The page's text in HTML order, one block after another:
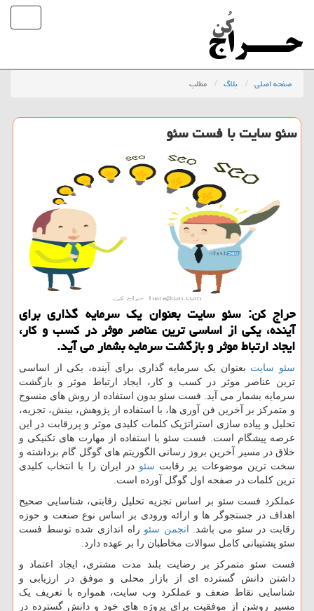
صفحه اصلی بلاگ مطلب
سئو سایت با فست سئو
حراج كن: سئو سایت بعنوان یك سرمایه گذاری برای
آینده، یكی از اساسی ترین عناصر موثر در كسب و كار،
ایجاد ارتباط موثر و بازگشت سرمایه بشمار می آید.
سئو سایت بعنوان یک سرمایه گذاری برای آینده، یکی از اساسی
ترین عناصر موثر در کسب و کار، ایجاد ارتباط موثر و بازگشت
سرمایه بشمار می آید. فست سئو بدون استفاده از روش های منسوخ
و متمرکز بر آخرین فن آوری ها، با استفاده از پژوهش، بینش، تجزیه،
تحلیل و پیاده سازی استراتژیک کلمات کلیدی موثر و پررقابت در این
عرصه پیشگام است. فست سئو با استفاده از مهارت های تکنیکی و
خلاق در مسیر آخرین بروز رسانی الگوریتم های گوگل گام برداشته و
سخت ترین موضوعات پر رقابت سئو در ایران را با انتخاب کلیدی
ترین کلمات در صفحه اول گوگل آورده است.
عملکرد فست سئو بر اساس تجزیه تحلیل رقابتی، شناسایی صحیح
اهداف در جستجوگر ها و ارائه ورودی بر اساس نوع صنعت و حوزه
رقابت در سئو می باشد.
انجمن سئو راه اندازی شده توسط فست
سئو پشتیبانی کامل سوالات مخاطبان را بر عهده دارد.
فست سئو متمرکز بر رضایت بلند مدت مشتری، ایجاد اعتماد و
داشتن دانش گسترده ای از بازار محلی و موفق در ارزیابی و
شناسایی نقاط ضعف و عملکرد وب سایت، همواره با تعریف یک
مسیر روشن از موفقیت برای پروژه های خود و دانش گسترده در